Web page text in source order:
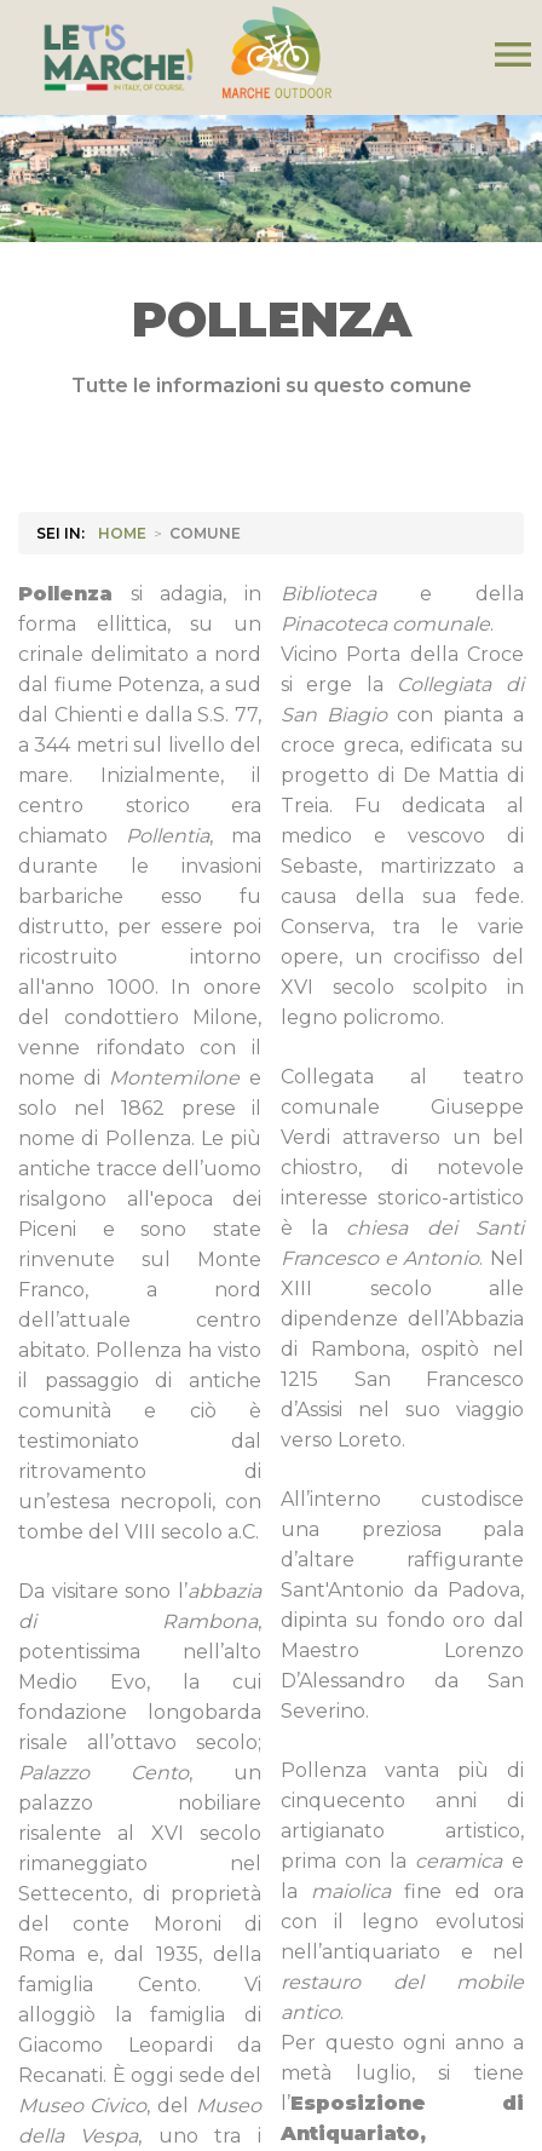
menu
POLLENZA
Tutte le informazioni su questo comune
SEI IN: HOME > COMUNE
Pollenza si adagia, in
forma ellittica, su un
crinale delimitato a nord
dal fiume Potenza, a sud
dal Chienti e dalla S.S. 77,
a 344 metri sul livello del
mare. Inizialmente, il
centro storico era
chiamato
Pollentia, ma
durante le invasioni
barbariche esso fu
distrutto, per essere poi
ricostruito intorno
all'anno 1000. In onore
del condottiero Milone,
venne rifondato con il
nome di Montemilone e
solo nel 1862 prese il
nome di Pollenza. Le più
antiche tracce dell’uomo
risalgono all'epoca dei
Piceni e sono state
rinvenute sul Monte
Franco, a nord
dell’attuale centro
abitato. Pollenza ha visto
il passaggio di antiche
comunità e ciò è
testimoniato dal
ritrovamento di
un’estesa necropoli, con
tombe del VIII secolo a.C.
Da visitare sono l’abbazia
di Rambona,
potentissima nell’alto
Medio Evo, la cui
fondazione longobarda
risale all’ottavo secolo;
Palazzo Cento, un
palazzo nobiliare
risalente al XVI secolo
rimaneggiato nel
Settecento, di proprietà
del conte Moroni di
Roma e, dal 1935, della
famiglia Cento. Vi
alloggiò la famiglia di
Giacomo Leopardi da
Recanati. È oggi sede del
Museo Civico, del
Museo
della Vespa, uno tra i
Bibliotecae della
Pinacoteca comunale.
Vicino Porta della Croce
si erge la
Collegiata di
San Biagiocon pianta a
croce greca, edificata su
progetto di De Mattia di
Treia. Fu dedicata al
medico e vescovo di
Sebaste, martirizzato a
causa della sua fede.
Conserva, tra le varie
opere, un crocifisso del
XVI secolo scolpito in
legno policromo.
Collegata al teatro
comunale Giuseppe
Verdi attraverso un bel
chiostro, di notevole
interesse storico-artistico
è la chiesa dei Santi
Francesco e Antonio. Nel
XIII secolo alle
dipendenze dell’Abbazia
di Rambona, ospitò nel
1215 San Francesco
d’Assisi nel suo viaggio
verso Loreto.
All’interno custodisce
una preziosa pala
d’altare raffigurante
Sant'Antonio da Padova,
dipinta su fondo oro dal
Maestro Lorenzo
D’Alessandro da San
Severino.
Pollenza vanta più di
cinquecento anni di
artigianato artistico,
prima con la ceramicae
la maiolicafine ed ora
con il legno evolutosi
nell’antiquariato e nel
restauro del mobile
antico.
Per questo ogni anno a
metà luglio, si tiene
l’Esposizione di
Antiquariato,